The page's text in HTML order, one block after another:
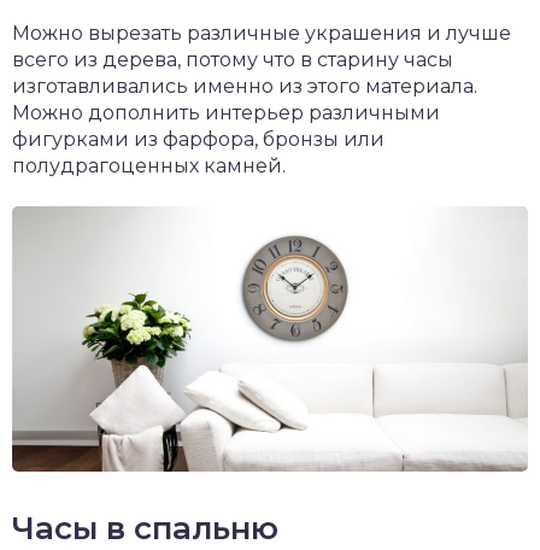
Можно вырезать различные украшения и лучше
всего из дерева, потому что в старину часы
изготавливались именно из этого материала.
Можно дополнить интерьер различными
фигурками из фарфора, бронзы или
полудрагоценных камней.
Часы в спальню